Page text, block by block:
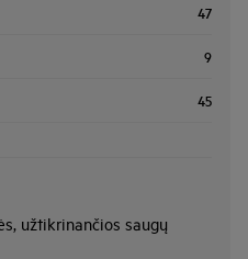
47
9
45
užtikrinančios saugų